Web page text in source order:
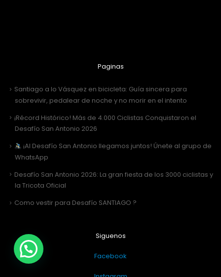
Paginas
Santiago a lo Vásquez en bicicleta: Guía sincera para
sobrevivir, pedalear de noche y no morir en el intento
¡Récord Histórico! Más de 4.000 Ciclistas Conquistaron el
Desafío San Antonio 2026
¡Al Desafío San Antonio llegamos juntos! Únete al grupo de
WhatsApp
Desafío San Antonio 2026: La gran fiesta de los 3000 ciclistas y
la Tricota Oficial
Como vestir para Desafío SANTIAGO ?
Siguenos
Facebook